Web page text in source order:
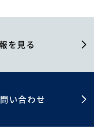
を見る
い合わせ